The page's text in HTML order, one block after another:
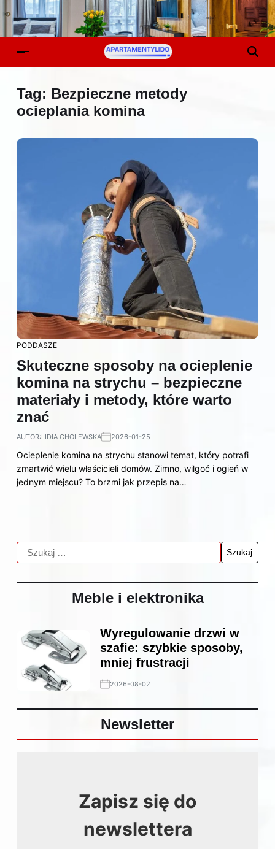
Tag: Bezpieczne metody
ocieplania komina
PODDASZE
Skuteczne sposoby na ocieplenie
komina na strychu – bezpieczne
materiały i metody, które warto
znać
AUTOR:LIDIA CHOLEWSKA 2026-01-25
Ocieplenie komina na strychu stanowi temat, który potrafi
zmartwić wielu właścicieli domów. Zimno, wilgoć i ogień w
jednym miejscu? To brzmi jak przepis na…
Meble i elektronika
Wyregulowanie drzwi w
szafie: szybkie sposoby,
mniej frustracji
2026-08-02
Newsletter
Zapisz się do
newslettera